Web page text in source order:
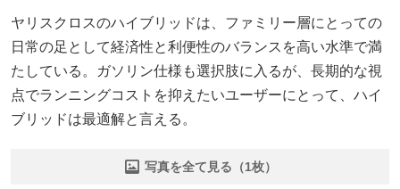
ヤリスクロスのハイブリッドは、ファミリー層にとっての
日常の足として経済性と利便性のバランスを高い水準で満
たしている。ガソリン仕様も選択肢に入るが、長期的な視
点でランニングコストを抑えたいユーザーにとって、ハイ
ブリッドは最適解と言える。
写真を全て見る（1枚）